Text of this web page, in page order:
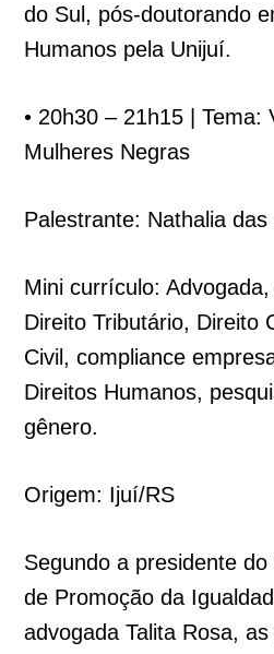
do Sul, pós-doutorando
Humanos pela Unijuí.
• 20h30 – 21h15 | Tema:
Mulheres Negras
Palestrante: Nathalia das
Mini currículo:
Direito Tributário, Direito
Civil, compliance
Direitos Humanos,
gênero.
Origem: Ijuí/RS
Segundo a presidente do
de Promoção da
advogada Talita Rosa,